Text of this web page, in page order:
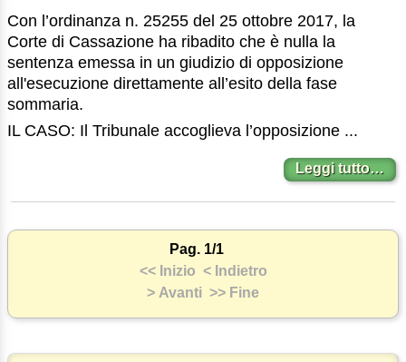
Con l’ordinanza n. 25255 del 25 ottobre 2017, la
Corte di Cassazione ha ribadito che è nulla la
sentenza emessa in un giudizio di opposizione
all'esecuzione direttamente all’esito della fase
sommaria.
IL CASO: Il Tribunale accoglieva l’opposizione ...
Leggi tutto…
Pag. 1/1
<< Inizio < Indietro
> Avanti >> Fine